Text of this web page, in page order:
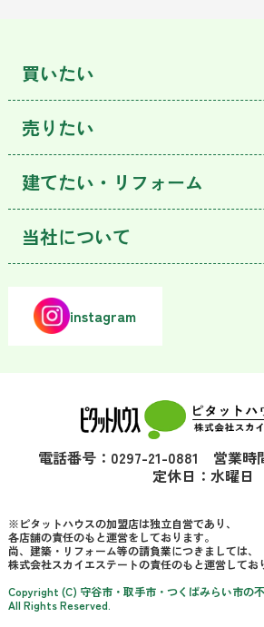
買いたい
売りたい
建てたい・リフォーム
当社について
instagram
電話番号：0297-21-0881 営業時
定休日：水曜日
※ピタットハウスの加盟店は独立自営であり、
各店舗の責任のもと運営をしております。
尚、建築・リフォーム等の請負業につきましては、
株式会社スカイエステートの責任のもと運営してお
Copyright (C) 守谷市・取手市・つくばみらい市の
All Rights Reserved.